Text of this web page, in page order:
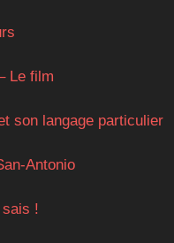
Le film
son langage particulier
Antonio
sais !